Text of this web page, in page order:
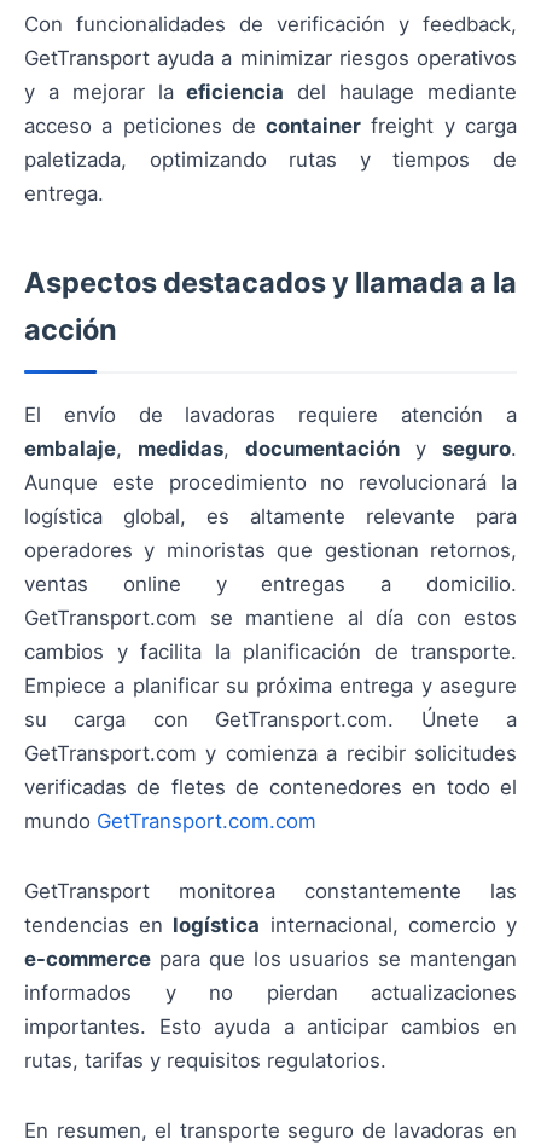
Con funcionalidades de verificación y feedback,
GetTransport ayuda a minimizar riesgos operativos
y a mejorar laeficiencia del haulage mediante
acceso a peticiones decontainer freight y carga
paletizada, optimizando rutas y tiempos de
entrega.
Aspectos destacados y llamada a la
acción
El envío de lavadoras requiere atención a
embalaje, medidas, documentación y seguro.
Aunque este procedimiento no revolucionará la
logística global, es altamente relevante para
operadores y minoristas que gestionan retornos,
ventas online y entregas a domicilio.
GetTransport.com se mantiene al día con estos
cambios y facilita la planificación de transporte.
Empiece a planificar su próxima entrega y asegure
su carga con GetTransport.com. Únete a
GetTransport.com y comienza a recibir solicitudes
verificadas de fletes de contenedores en todo el
mundo GetTransport.com.com
GetTransport monitorea constantemente las
tendencias en logística internacional, comercio y
e-commerce para que los usuarios se mantengan
informados y no pierdan actualizaciones
importantes. Esto ayuda a anticipar cambios en
rutas, tarifas y requisitos regulatorios.
En resumen, el transporte seguro de lavadoras en